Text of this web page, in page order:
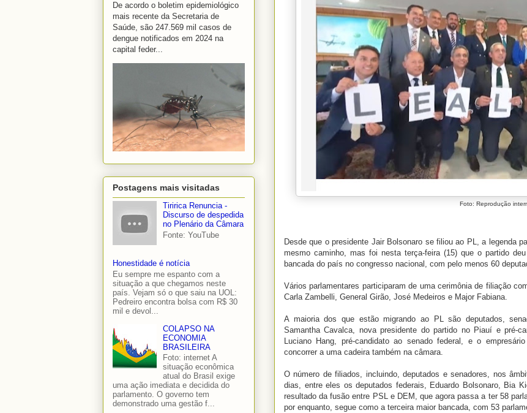
Foto: Reprodução
Desde que o presidente Jair Bolsonaro se filiou ao PL, a legenda
mesmo caminho, mas foi nesta terça-feira (15) que o partido
bancada do país no congresso nacional, com pelo menos 60
Vários parlamentares participaram de uma cerimônia de filiação
Carla Zambelli, General Girão, José Medeiros e Major Fabiana.
A maioria dos que estão migrando ao PL são deputados,
Samantha Cavalca, nova presidente do partido no Piauí e pré-
Luciano Hang, pré-candidato ao senado federal, e o
concorrer a uma cadeira também na câmara.
O número de filiados, incluindo, deputados e senadores, nos
dias, entre eles os deputados federais, Eduardo Bolsonaro, Bia
resultado da fusão entre PSL e DEM, que agora passa a ter 58
por enquanto, segue como a terceira maior bancada, com 53
De acordo o boletim epidemiológico
mais recente da Secretaria de
Saúde, são 247.569 mil casos de
dengue notificados em 2024 na
capital feder...
Postagens mais visitadas
Tiririca Renuncia -
Discurso de despedida
no Plenário da Câmara
Fonte: YouTube
Honestidade é notícia
Eu sempre me espanto com a
situação a que chegamos neste
país. Vejam só o que saiu na UOL:
Pedreiro encontra bolsa com R$ 30
mil e devol...
COLAPSO NA
ECONOMIA
BRASILEIRA
Foto: internet A
situação econômica
atual do Brasil exige
uma ação imediata e decidida do
parlamento. O governo tem
demonstrado uma gestão f...